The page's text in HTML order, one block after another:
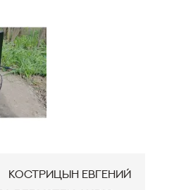
Кострицын Евгений